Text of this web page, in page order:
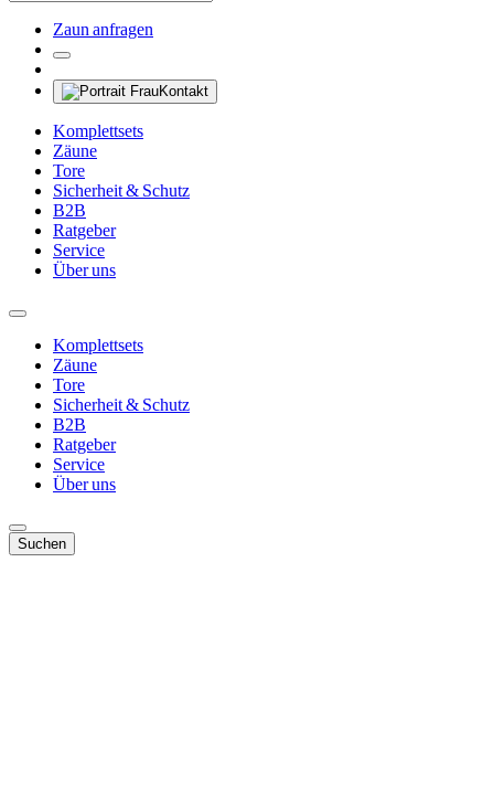
Zaun anfragen
Kontakt
Komplettsets
Zäune
Tore
Sicherheit & Schutz
B2B
Ratgeber
Service
Über uns
Komplettsets
Zäune
Tore
Sicherheit & Schutz
B2B
Ratgeber
Service
Über uns
Suchen